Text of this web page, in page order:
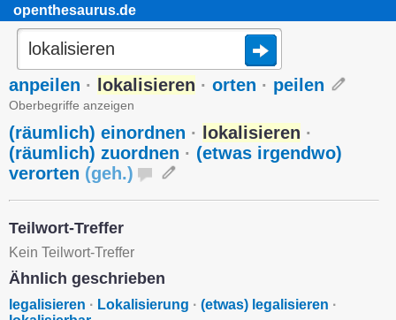
openthesaurus.de
anpeilen · lokalisieren · orten · peilen
Oberbegriffe anzeigen
(räumlich) einordnen · lokalisieren ·
(räumlich) zuordnen · (etwas irgendwo)
verorten (geh.)
Teilwort-Treffer
Kein Teilwort-Treffer
Ähnlich geschrieben
legalisieren · Lokalisierung · (etwas) legalisieren ·